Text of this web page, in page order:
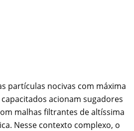
partículas nocivas com máxima
acionam sugadores
malhas filtrantes de altíssima
Nesse contexto complexo, o